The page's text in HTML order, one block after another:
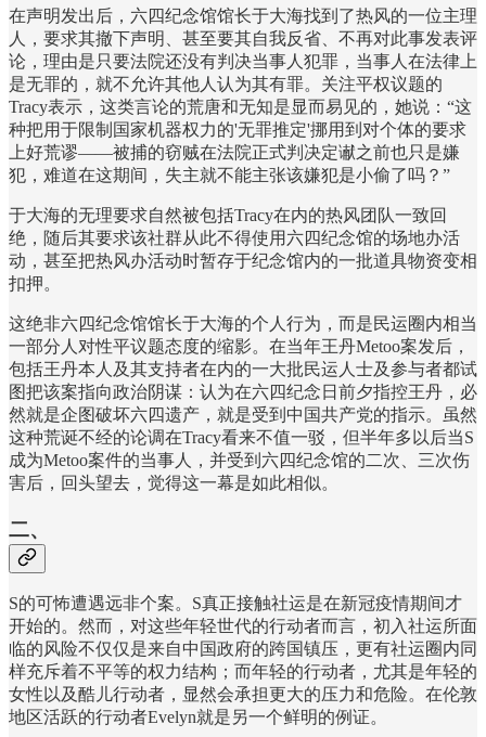
在声明发出后，六四纪念馆馆长于大海找到了热风的一位主理
人，要求其撤下声明、甚至要其自我反省、不再对此事发表评
论，理由是只要法院还没有判决当事人犯罪，当事人在法律上
是无罪的，就不允许其他人认为其有罪。关注平权议题的
Tracy表示，这类言论的荒唐和无知是显而易见的，她说：“这
种把用于限制国家机器权力的'无罪推定'挪用到对个体的要求
上好荒谬——被捕的窃贼在法院正式判决定谳之前也只是嫌
犯，难道在这期间，失主就不能主张该嫌犯是小偷了吗？”
于大海的无理要求自然被包括Tracy在内的热风团队一致回
绝，随后其要求该社群从此不得使用六四纪念馆的场地办活
动，甚至把热风办活动时暂存于纪念馆内的一批道具物资变相
扣押。
这绝非六四纪念馆馆长于大海的个人行为，而是民运圈内相当
一部分人对性平议题态度的缩影。在当年王丹Metoo案发后，
包括王丹本人及其支持者在内的一大批民运人士及参与者都试
图把该案指向政治阴谋：认为在六四纪念日前夕指控王丹，必
然就是企图破坏六四遗产，就是受到中国共产党的指示。虽然
这种荒诞不经的论调在Tracy看来不值一驳，但半年多以后当S
成为Metoo案件的当事人，并受到六四纪念馆的二次、三次伤
害后，回头望去，觉得这一幕是如此相似。
二、
S的可怖遭遇远非个案。S真正接触社运是在新冠疫情期间才
开始的。然而，对这些年轻世代的行动者而言，初入社运所面
临的风险不仅仅是来自中国政府的跨国镇压，更有社运圈内同
样充斥着不平等的权力结构；而年轻的行动者，尤其是年轻的
女性以及酷儿行动者，显然会承担更大的压力和危险。在伦敦
地区活跃的行动者Evelyn就是另一个鲜明的例证。